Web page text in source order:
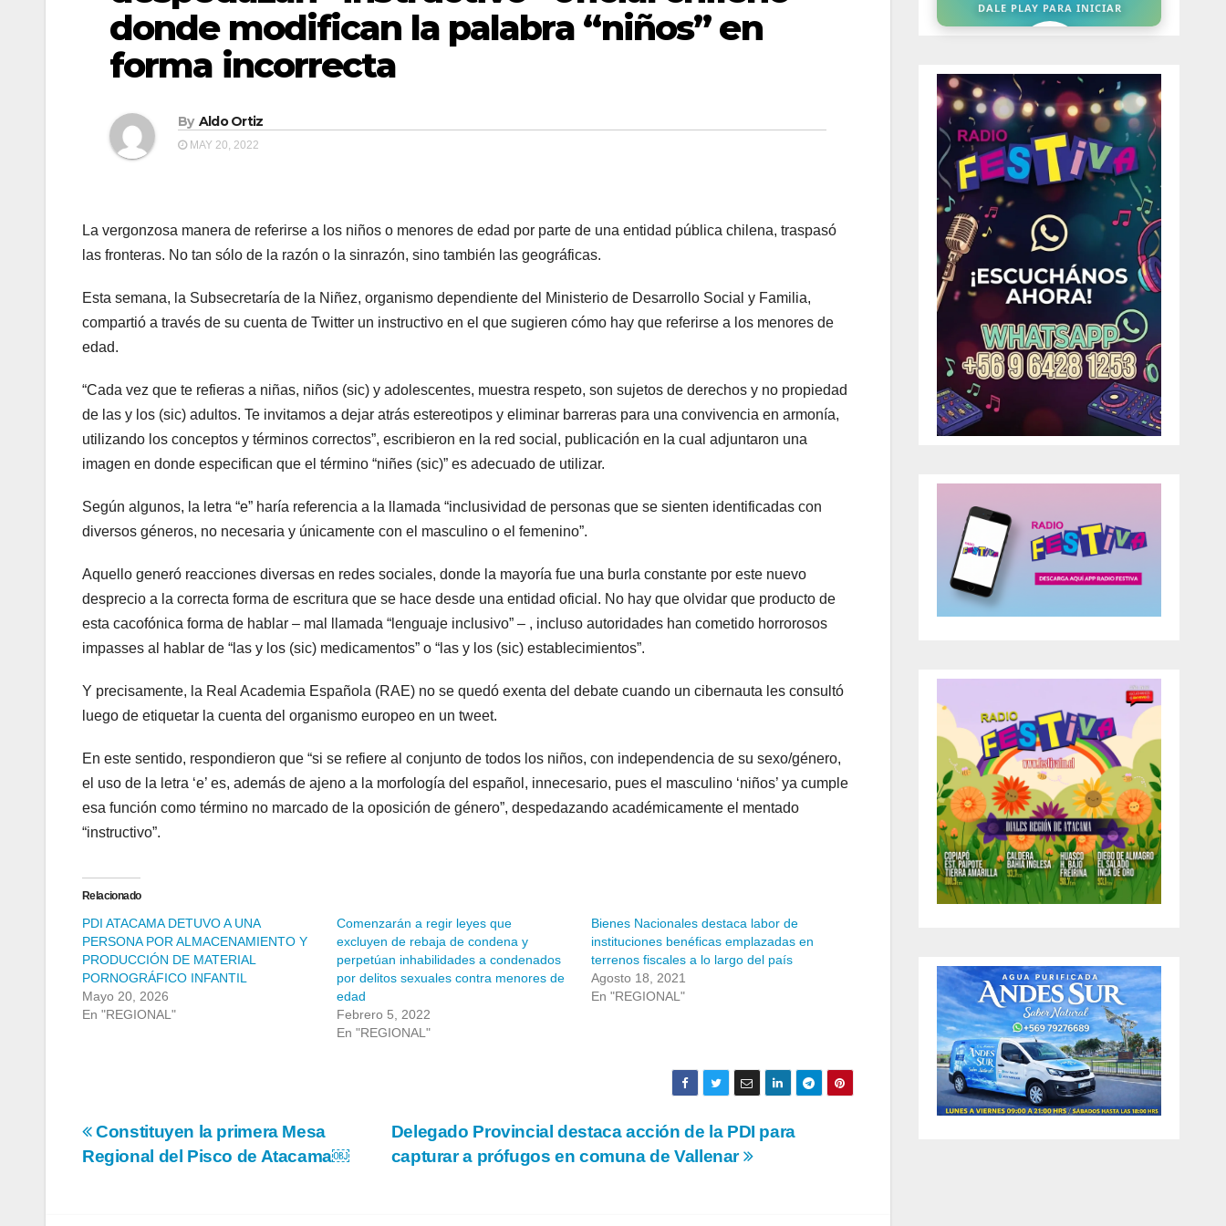
donde modifican la palabra “niños” en
forma incorrecta
By Aldo Ortiz
MAY 20, 2022
La vergonzosa manera de referirse a los niños o menores de edad por parte de una entidad pública chilena, traspasó
las fronteras. No tan sólo de la razón o la sinrazón, sino también las geográficas.
Esta semana, la Subsecretaría de la Niñez, organismo dependiente del Ministerio de Desarrollo Social y Familia,
compartió a través de su cuenta de Twitter un instructivo en el que sugieren cómo hay que referirse a los menores de
edad.
“Cada vez que te refieras a niñas, niños (sic) y adolescentes, muestra respeto, son sujetos de derechos y no propiedad
de las y los (sic) adultos. Te invitamos a dejar atrás estereotipos y eliminar barreras para una convivencia en armonía,
utilizando los conceptos y términos correctos”, escribieron en la red social, publicación en la cual adjuntaron una
imagen en donde especifican que el término “niñes (sic)” es adecuado de utilizar.
Según algunos, la letra “e” haría referencia a la llamada “inclusividad de personas que se sienten identificadas con
diversos géneros, no necesaria y únicamente con el masculino o el femenino”.
Aquello generó reacciones diversas en redes sociales, donde la mayoría fue una burla constante por este nuevo
desprecio a la correcta forma de escritura que se hace desde una entidad oficial. No hay que olvidar que producto de
esta cacofónica forma de hablar – mal llamada “lenguaje inclusivo” – , incluso autoridades han cometido horrorosos
impasses al hablar de “las y los (sic) medicamentos” o “las y los (sic) establecimientos”.
Y precisamente, la Real Academia Española (RAE) no se quedó exenta del debate cuando un cibernauta les consultó
luego de etiquetar la cuenta del organismo europeo en un tweet.
En este sentido, respondieron que “si se refiere al conjunto de todos los niños, con independencia de su sexo/género,
el uso de la letra ‘e’ es, además de ajeno a la morfología del español, innecesario, pues el masculino ‘niños’ ya cumple
esa función como término no marcado de la oposición de género”, despedazando académicamente el mentado
“instructivo”.
Relacionado
PDI ATACAMA DETUVO A UNA
PERSONA POR ALMACENAMIENTO Y
PRODUCCIÓN DE MATERIAL
PORNOGRÁFICO INFANTIL
Mayo 20, 2026
En "REGIONAL"
Comenzarán a regir leyes que
excluyen de rebaja de condena y
perpetúan inhabilidades a condenados
por delitos sexuales contra menores de
edad
Febrero 5, 2022
En "REGIONAL"
Bienes Nacionales destaca labor de
instituciones benéficas emplazadas en
terrenos fiscales a lo largo del país
Agosto 18, 2021
En "REGIONAL"
Navegación
de
Delegado Provincial destaca acción de la PDI para
capturar a prófugos en comuna de Vallenar
Constituyen la primera Mesa
Regional del Pisco de Atacama￼